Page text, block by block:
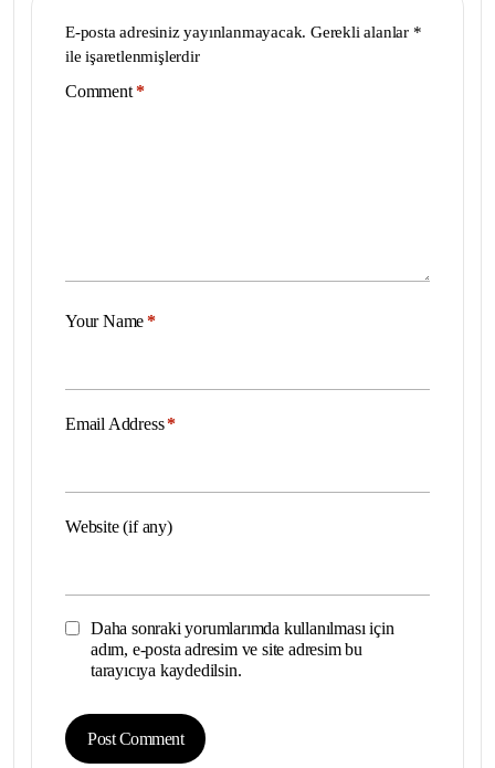
E-posta adresiniz yayınlanmayacak. Gerekli alanlar *
ile işaretlenmişlerdir
Comment*
Your Name*
Email Address*
Website (if any)
Daha sonraki yorumlarımda kullanılması için
adım, e-posta adresim ve site adresim bu
tarayıcıya kaydedilsin.